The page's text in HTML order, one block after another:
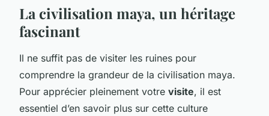
La civilisation maya, un héritage
fascinant
Il ne suffit pas de visiter les ruines pour
comprendre la grandeur de la civilisation maya.
Pour apprécier pleinement votre visite, il est
essentiel d’en savoir plus sur cette culture